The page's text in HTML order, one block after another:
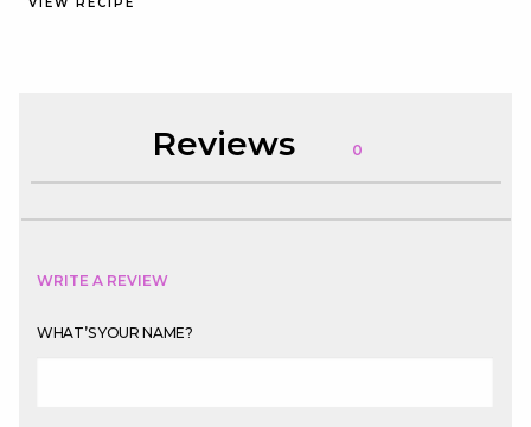
Reviews 0
WRITE A REVIEW
WHAT’S YOUR NAME?